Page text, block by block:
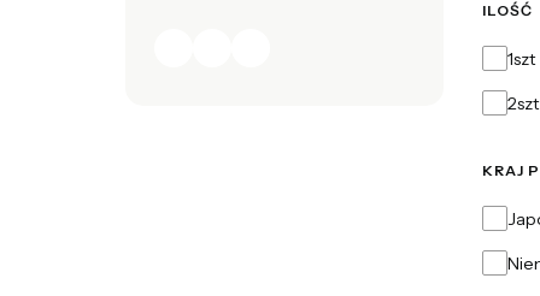
ILOŚĆ
Ilość1szt
2szt
KRAJ
Kraj